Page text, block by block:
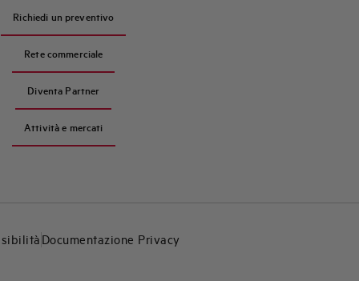
Richiedi un preventivo
Rete commerciale
Diventa Partner
Attività e mercati
Documentazione Privacy